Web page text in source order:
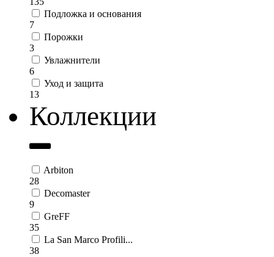
Подложка и основания
7
Порожки
3
Увлажнители
6
Уход и защита
13
Коллекции
Arbiton
28
Decomaster
9
GreFF
35
La San Marco Profili...
38